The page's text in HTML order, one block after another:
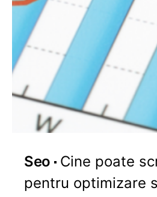
Seo
Cine poate
pentru optimizare